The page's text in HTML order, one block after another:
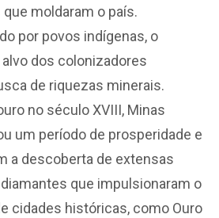
moldaram o país.
por povos indígenas, o
dos colonizadores
de riquezas minerais.
no século XVIII, Minas
um período de prosperidade e
a descoberta de extensas
que impulsionaram o
cidades históricas, como Ouro